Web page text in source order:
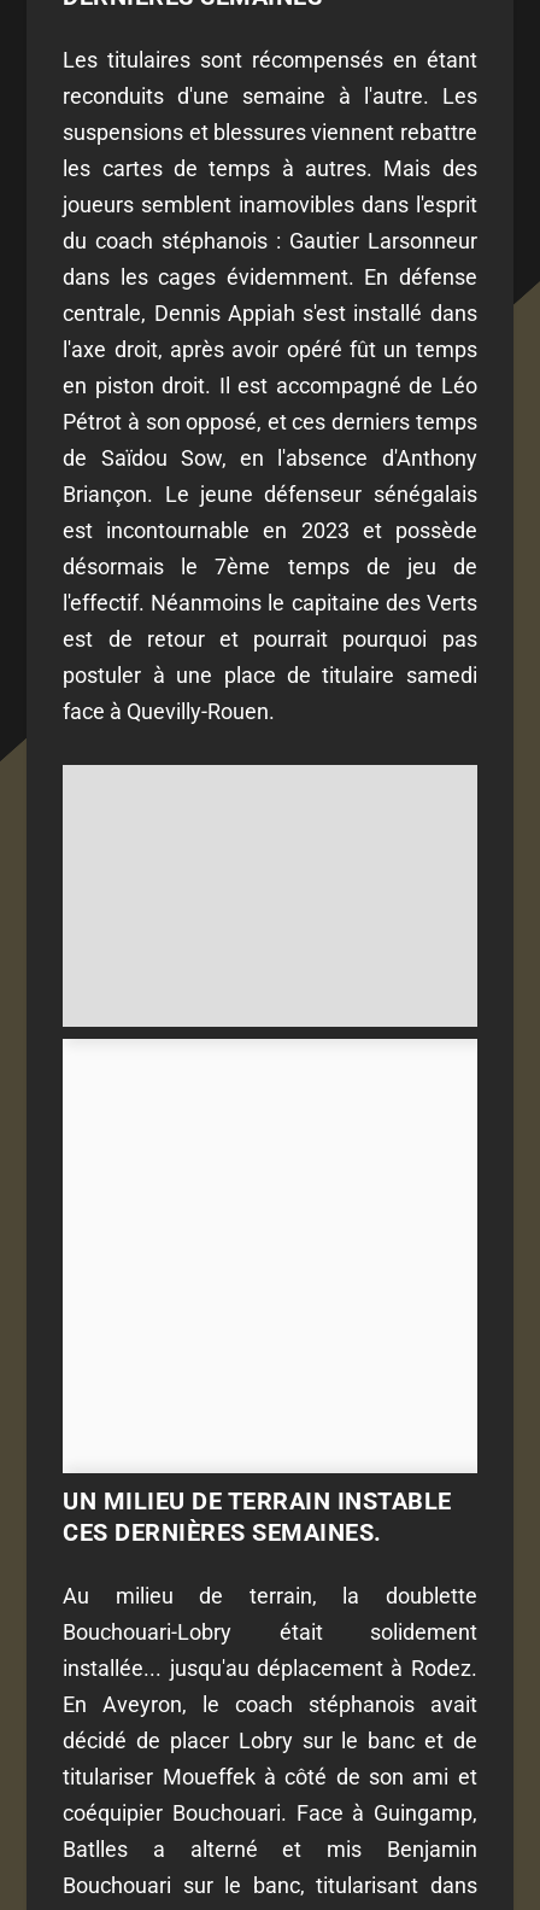
Les titulaires sont récompensés en étant
reconduits d'une semaine à l'autre. Les
suspensions et blessures viennent rebattre
les cartes de temps à autres. Mais des
joueurs semblent inamovibles dans l'esprit
du coach stéphanois : Gautier Larsonneur
dans les cages évidemment. En défense
centrale, Dennis Appiah s'est installé dans
l'axe droit, après avoir opéré fût un temps
en piston droit. Il est accompagné de Léo
Pétrot à son opposé, et ces derniers temps
de Saïdou Sow, en l'absence d'Anthony
Briançon. Le jeune défenseur sénégalais
est incontournable en 2023 et possède
désormais le 7ème temps de jeu de
l'effectif. Néanmoins le capitaine des Verts
est de retour et pourrait pourquoi pas
postuler à une place de titulaire samedi
face à Quevilly-Rouen.
UN MILIEU DE TERRAIN INSTABLE
CES DERNIÈRES SEMAINES.
Au milieu de terrain, la doublette
Bouchouari-Lobry était solidement
installée... jusqu'au déplacement à Rodez.
En Aveyron, le coach stéphanois avait
décidé de placer Lobry sur le banc et de
titulariser Moueffek à côté de son ami et
coéquipier Bouchouari. Face à Guingamp,
Batlles a alterné et mis Benjamin
Bouchouari sur le banc, titularisant dans